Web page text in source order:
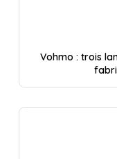
Vohmo : trois